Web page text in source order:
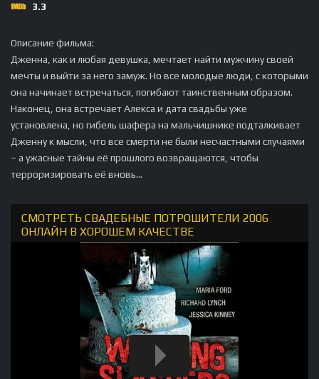
3.3
Описание фильма:
Дженна, как и любая девушка, мечтает найти мужчину своей
мечты и выйти за него замуж. Но все молодые люди, с которыми
она начинает встречаться, погибают таинственным образом.
Наконец, она встречает Алекса и дата свадьбы уже
установлена, но гибель шафера на мальчишнике подталкивает
Дженну к мысли, что все смерти не были несчастными случаями
– а ужасные тайны её прошлого возвращаются, чтобы
терроризировать её вновь...
СМОТРЕТЬ СВАДЕБНЫЕ ПОТРОШИТЕЛИ 2006
ОНЛАЙН В ХОРОШЕМ КАЧЕСТВЕ